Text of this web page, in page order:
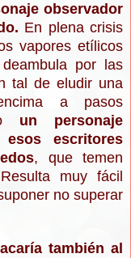
observador
En plena crisis
vapores etílicos
por las
tal de eludir una
a pasos
un personaje
escritores
, que temen
muy fácil
no superar
también al